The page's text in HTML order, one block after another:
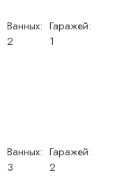
Ванных:
2
Гаражей:
1
Ванных:
3
Гаражей:
2